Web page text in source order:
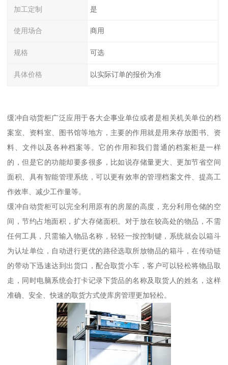
加工定制 是
使用场合 商用
规格 可选
具体价格 以实际订单的报价为准
缓冲自动货柜广泛应用于各大企事业单位或者是相关机关单位的档
案室、资料室、图书馆等地方，主要的作用就是用来存放图书、资
料、文件以及各种档案等。它的作用和我们普通的档案柜是一样
的，但是它的功能却要多很多，比如说存储量更大、更加节省空间
面积、具有智能管理系统，可以更有效率的管理档案文件、提高工
作效率、减少工作量等。
缓冲自动货柜可以完全利用原有的房屋的高度，充分利用仓储的空
间，节约占地面积，扩大存储面积。对于放在较高处的物品，不需
任何工具，只需输入物品名称，轻轻一按控制键，系统就会以箱斗
为认址单位，自动进行更优的路径选取所放物品的箱斗，在传动链
的带动下迅速达到出货口，配合取货小车，客户可以轻松将物品取
走，同时电脑系统会打卡记录下货品的名称及取货人的姓名，这样
准确、安全、快速的取货方式使库房管理更加轻松。